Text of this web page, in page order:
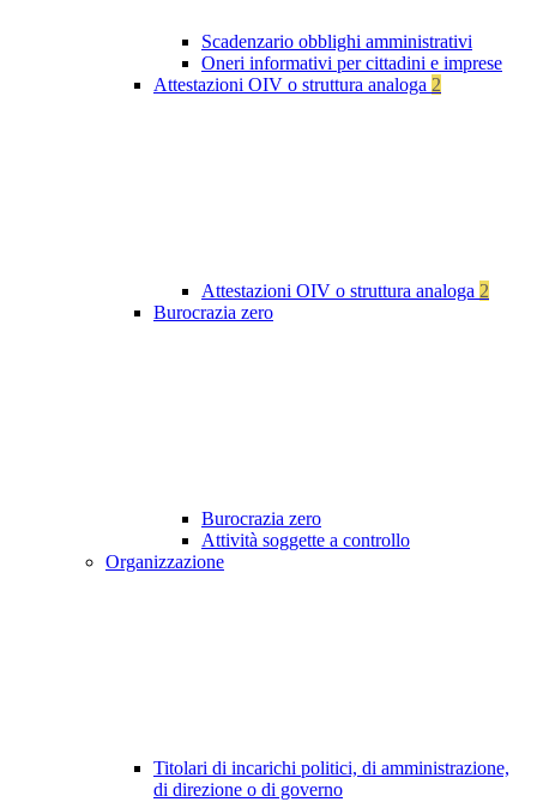
Scadenzario obblighi amministrativi
Oneri informativi per cittadini e imprese
Attestazioni OIV o struttura analoga 2
Attestazioni OIV o struttura analoga 2
Burocrazia zero
Burocrazia zero
Attività soggette a controllo
Organizzazione
Titolari di incarichi politici, di amministrazione,
di direzione o di governo